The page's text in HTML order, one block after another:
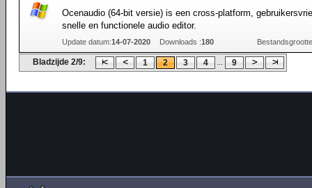
Ocenaudio (64-bit versie) is een cross-platform,
snelle en functionele audio editor.
Update datum:14-07-2020 Downloads :180
Bladzijde 2/9: 1 2 3 4 ... 9